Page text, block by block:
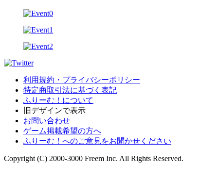
利用規約・プライバシーポリシー
特定商取引法に基づく表記
ふりーむ！について
旧デザインで表示
お問い合わせ
ゲーム掲載希望の方へ
ふりーむ！へのご意見をお聞かせください
Copyright (C) 2000-3000 Freem Inc. All Rights Reserved.